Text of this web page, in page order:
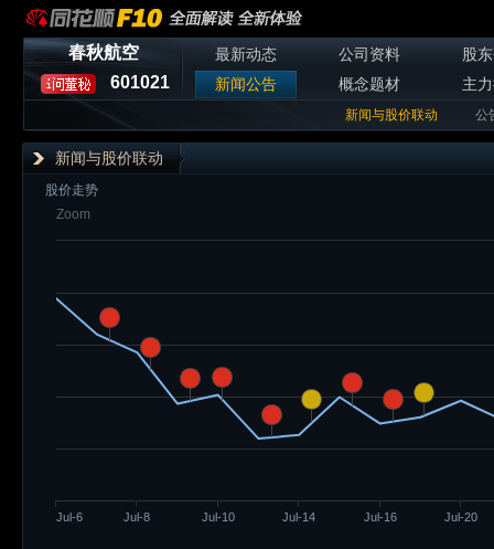
春秋航空
601021
最新动态 公司资料
股
新闻公告
概念题材 主
新闻与股价联动 公
新闻与股价联动
股价走势
Zoom
Jul-6 Jul-8 Jul-10 Jul-14 Jul-16 Jul-20